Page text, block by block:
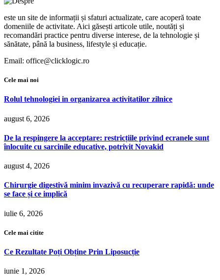
este un site de informații și sfaturi actualizate, care acoperă toate
domeniile de activitate. Aici găsești articole utile, noutăți și
recomandări practice pentru diverse interese, de la tehnologie și
sănătate, până la business, lifestyle și educație.
Email: office@clicklogic.ro
Cele mai noi
Rolul tehnologiei in organizarea activitatilor zilnice
august 6, 2026
De la respingere la acceptare: restricțiile privind ecranele sunt
înlocuite cu sarcinile educative, potrivit Novakid
august 4, 2026
Chirurgie digestivă minim invazivă cu recuperare rapidă: unde
se face și ce implică
iulie 6, 2026
Cele mai citite
Ce Rezultate Poți Obține Prin Liposucție
iunie 1, 2026